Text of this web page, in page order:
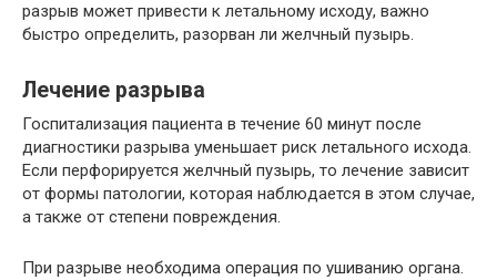
разрыв может привести к летальному исходу, важно
быстро определить, разорван ли желчный пузырь.
Лечение разрыва
Госпитализация пациента в течение 60 минут после
диагностики разрыва уменьшает риск летального исхода.
Если перфорируется желчный пузырь, то лечение зависит
от формы патологии, которая наблюдается в этом случае,
а также от степени повреждения.
При разрыве необходима операция по ушиванию органа.